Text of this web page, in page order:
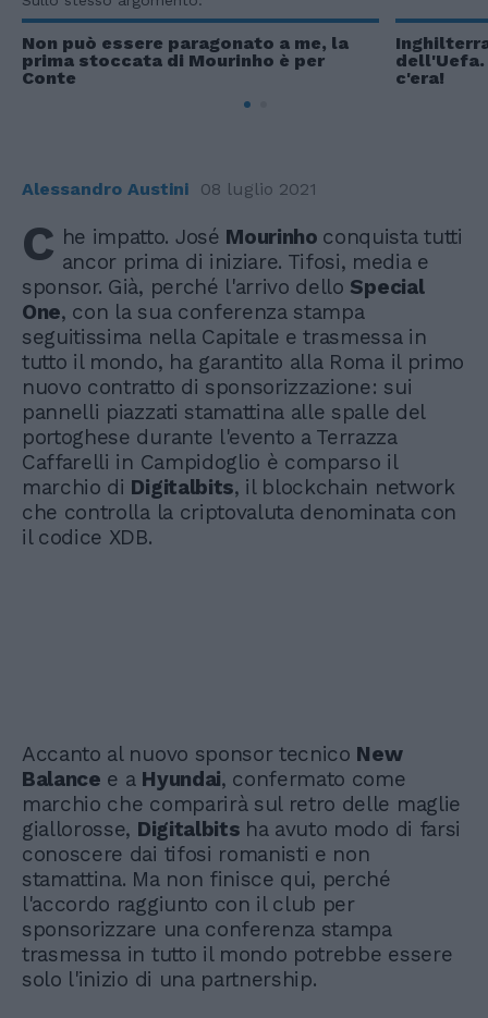
Non può essere paragonato a me, la
prima stoccata di Mourinho è per
Conte
dell'Uefa.
c'era!
Alessandro Austini 08 luglio 2021
C he impatto. José Mourinho conquista tutti
ancor prima di iniziare. Tifosi, media e
sponsor. Già, perché l'arrivo dello Special
One, con la sua conferenza stampa
seguitissima nella Capitale e trasmessa in
tutto il mondo, ha garantito alla Roma il primo
nuovo contratto di sponsorizzazione: sui
pannelli piazzati stamattina alle spalle del
portoghese durante l'evento a Terrazza
Caffarelli in Campidoglio è comparso il
marchio di Digitalbits, il blockchain network
che controlla la criptovaluta denominata con
il codice XDB.
Accanto al nuovo sponsor tecnico New
Balance e a Hyundai, confermato come
marchio che comparirà sul retro delle maglie
giallorosse, Digitalbits ha avuto modo di farsi
conoscere dai tifosi romanisti e non
stamattina. Ma non finisce qui, perché
l'accordo raggiunto con il club per
sponsorizzare una conferenza stampa
trasmessa in tutto il mondo potrebbe essere
solo l'inizio di una partnership.